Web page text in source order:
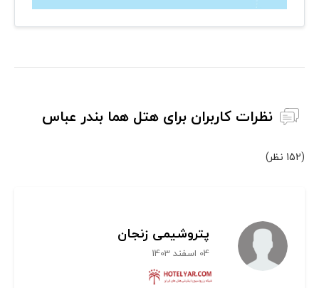
نظرات کاربران برای هتل هما بندر عباس
(152 نظر)
پتروشیمی زنجان
04 اسفند 1403